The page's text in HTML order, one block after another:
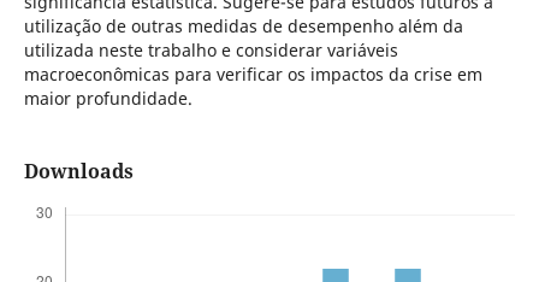
utilização de outras medidas de desempenho além da
utilizada neste trabalho e considerar variáveis
macroeconômicas para verificar os impactos da crise em
maior profundidade.
Downloads